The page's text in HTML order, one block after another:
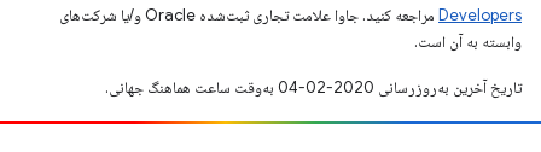
Developers‏
مراجعه کنید. جاوا علامت تجاری ثبت‌شده Oracle و/یا شرکت‌های
وابسته به آن است.
تاریخ آخرین به‌روزرسانی 2020-02-04 به‌وقت ساعت هماهنگ جهانی.